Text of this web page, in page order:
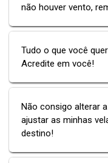
não houver vento,
Tudo o que você
Acredite em você!
Não consigo alterar
ajustar as minhas
destino!